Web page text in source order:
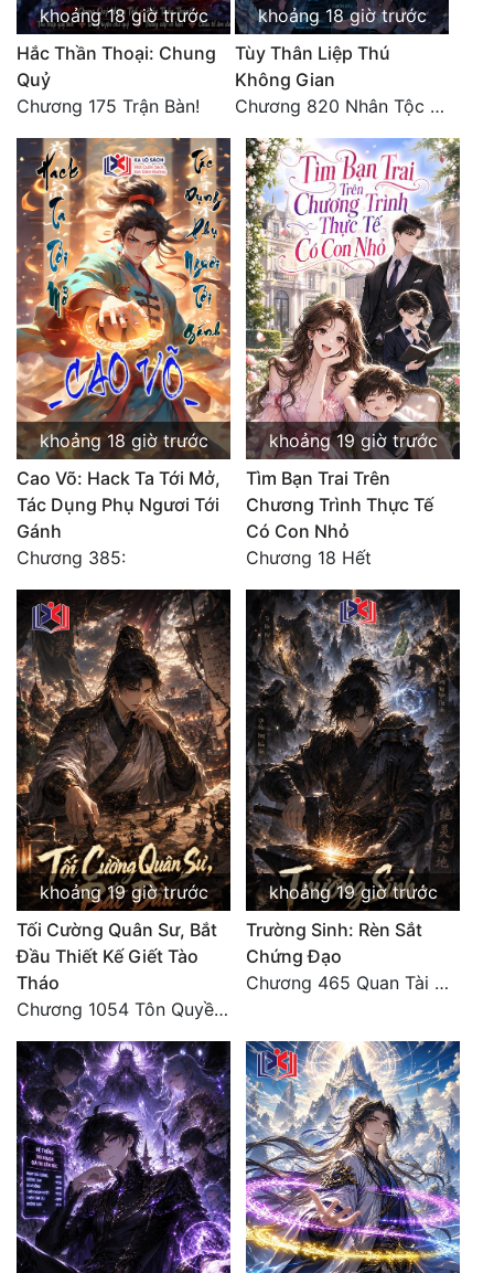
Võ Hiệp
Võng Du
Xuyên Không
Xuyên Nhanh
Xuyên Sách
Xuyên Thư
Điền Văn
Đô Thị
Đông Phương
Đông Phương Huyền Huyễn
Đồng Nhân
Cẩu Đạo Trường Sinh
Ngự Thú
Truyện Nam
Truyện Nữ
Vô Địch Lưu
Xây Dựng Thế Lực
Đam Mỹ
Đẹp
Đẹp Hiệp
Tính Cách Nhân Vật :
Cơ Trí
Sát Phạt Quyết Đoán
Vô Sỉ
Điềm Đạm
khoảng 18 giờ trước
Hắc Thần Thoại: Chung
Quỷ
Chương 175 Trận Bàn!
khoảng 18 giờ trước
Tùy Thân Liệp Thú
Không Gian
Chương 820 Nhân Tộc có thiên kiêu
khoảng 18 giờ trước
Cao Võ: Hack Ta Tới Mở,
Tác Dụng Phụ Ngươi Tới
Gánh
Chương 385:
khoảng 19 giờ trước
Tìm Bạn Trai Trên
Chương Trình Thực Tế
Có Con Nhỏ
Chương 18 Hết
khoảng 19 giờ trước
Tối Cường Quân Sư, Bắt
Đầu Thiết Kế Giết Tào
Tháo
Chương 1054 Tôn Quyền mưu nghịch, bí văn kinh thiên (2/2)
khoảng 19 giờ trước
Trường Sinh: Rèn Sắt
Chứng Đạo
Chương 465 Quan Tài Hé Một Khe, Tro Xám Khóa Thiên Kiêu